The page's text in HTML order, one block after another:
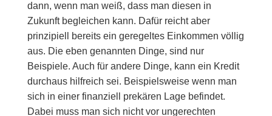
dann, wenn man weiß, dass man diesen in
Zukunft begleichen kann. Dafür reicht aber
prinzipiell bereits ein geregeltes Einkommen völlig
aus. Die eben genannten Dinge, sind nur
Beispiele. Auch für andere Dinge, kann ein Kredit
durchaus hilfreich sei. Beispielsweise wenn man
sich in einer finanziell prekären Lage befindet.
Dabei muss man sich nicht vor ungerechten